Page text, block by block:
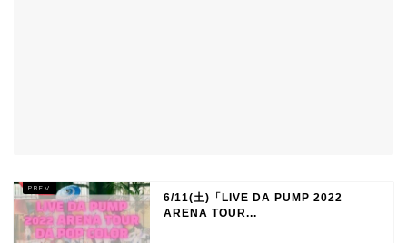
6/11(土)「LIVE DA PUMP 2022
ARENA TOUR...